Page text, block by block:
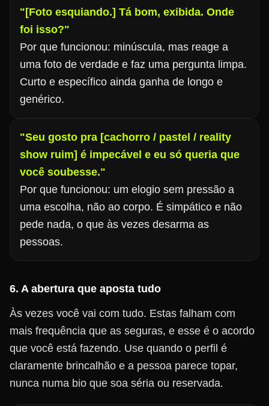
"[Foto esquiando.] Tá bom, exibida. Onde
foi isso?"
Por que funcionou: minúscula, mas reage a
uma foto de verdade e faz uma pergunta limpa.
Curto e específico ainda ganha de longo e
genérico.
"Seu gosto pra [cachorro / pastel / reality
show ruim] é impecável e eu só queria que
você soubesse."
Por que funcionou: um elogio sem pressão a
uma escolha, não ao corpo. É simpático e não
pede nada, o que às vezes desarma as
pessoas.
6. A abertura que aposta tudo
Às vezes você vai com tudo. Estas falham com
mais frequência que as seguras, e esse é o acordo
que você está fazendo. Use quando o perfil é
claramente brincalhão e a pessoa parece topar,
nunca numa bio que soa séria ou reservada.